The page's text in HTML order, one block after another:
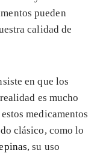
pueden
calidad de
en que los
es mucho
medicamentos
clásico, como lo
, su uso